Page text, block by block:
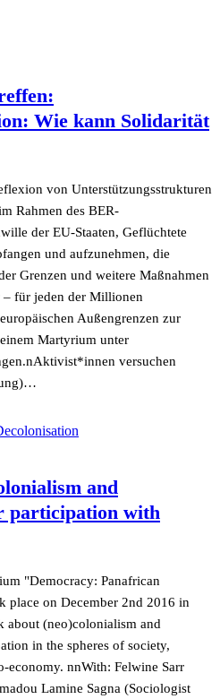
Wie kann Solidarität
von Unterstützungsstrukturen
Rahmen des BER-
der EU-Staaten, Geflüchtete
und aufzunehmen, die
Grenzen und weitere Maßnahmen
für jeden der Millionen
Außengrenzen zur
Martyrium unter
versuchen
and
participation with
"Democracy: Panafrican
place on December 2nd 2016 in
about (neo)colonialism and
in the spheres of society,
economy. nnWith: Felwine Sarr
Lamine Sagna (Sociologist